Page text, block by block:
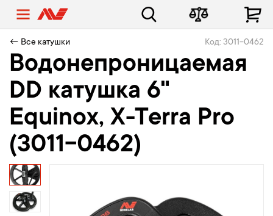
← Все катушки Код: 3011-0462
Водонепроницаемая
DD катушка 6"
Equinox, X-Terra Pro
(3011-0462)